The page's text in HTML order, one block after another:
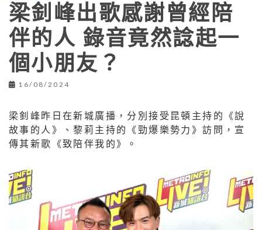
梁釗峰出歌感謝曾經陪
伴的人 錄音竟然諗起一
個小朋友？
16/08/2024
梁釗峰昨日在新城廣播，分別接受昆頓主持的《說
故事的人》、黎莉主持的《勁爆樂勢力》訪問，宣
傳其新歌《致陪伴我的》。